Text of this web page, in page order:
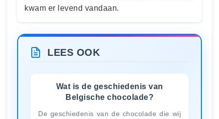
kwam er levend vandaan.
LEES OOK
Wat is de geschiedenis van
Belgische chocolade?
De geschiedenis van de chocolade die wij